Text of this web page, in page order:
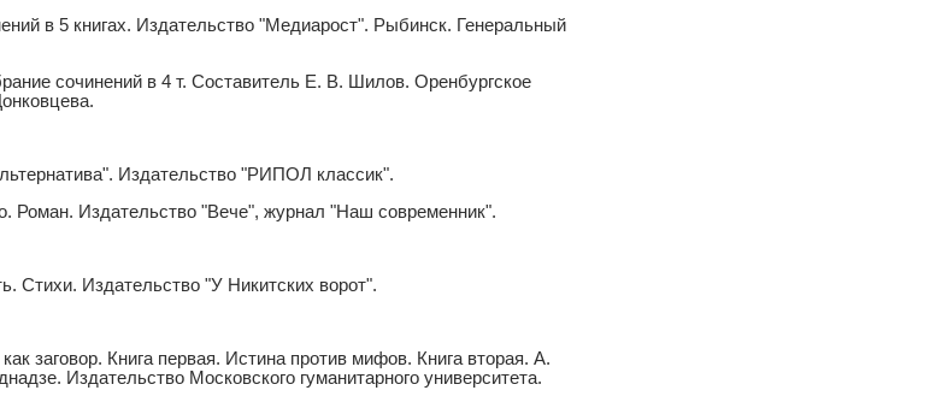
в 5 книгах. Издательство "Медиарост". Рыбинск. Генеральный
сочинений в 4 т. Составитель Е. В. Шилов. Оренбургское
Издательство "РИПОЛ классик".
Роман. Издательство "Вече", журнал "Наш современник".
Стихи. Издательство "У Никитских ворот".
заговор. Книга первая. Истина против мифов. Книга вторая. А.
Издательство Московского гуманитарного университета.